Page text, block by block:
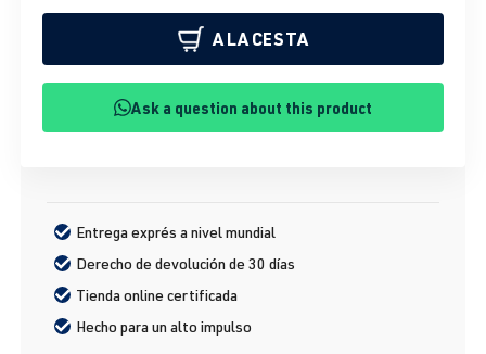
A LA CESTA
Ask a question about this product
Entrega exprés a nivel mundial
Derecho de devolución de 30 días
Tienda online certificada
Hecho para un alto impulso